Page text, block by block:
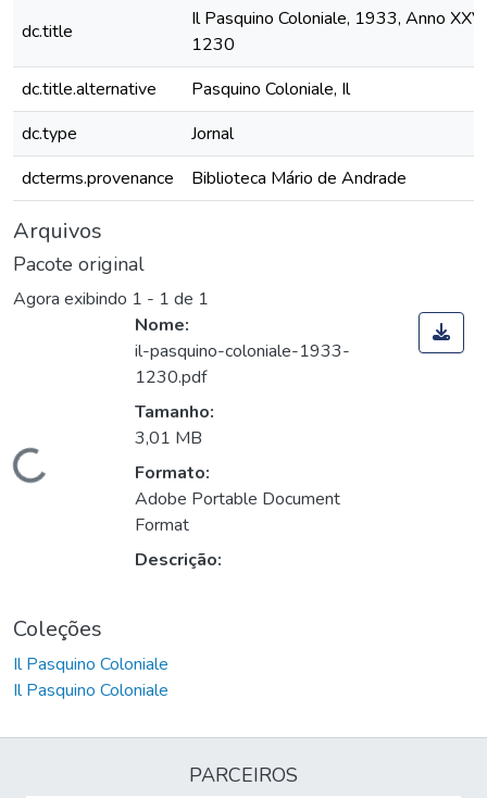
dc.title
Il Pasquino Coloniale, 1933, Anno
1230
dc.title.alternative
Pasquino Coloniale, Il
dc.type
Jornal
dcterms.provenance
Biblioteca Mário de Andrade
Arquivos
Pacote original
Agora exibindo 1 - 1 de 1
Carregando...
Nome:
il-pasquino-coloniale-1933-
1230.pdf
Tamanho:
3,01 MB
Formato:
Adobe Portable Document
Format
Descrição:
Coleções
Il Pasquino Coloniale
Il Pasquino Coloniale
PARCEIROS